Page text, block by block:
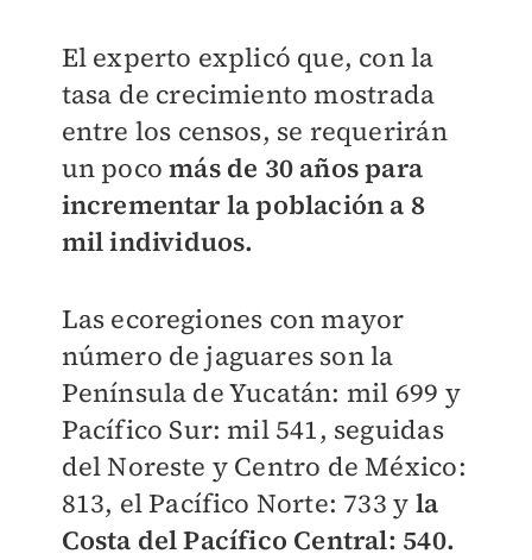
El experto explicó que, con la
tasa de crecimiento mostrada
entre los censos, se requerirán
un pocomás de 30 años para
incrementar la población a 8
mil individuos.
Las ecoregiones con mayor
número de jaguares son la
Península de Yucatán: mil 699 y
Pacífico Sur: mil 541, seguidas
del Noreste y Centro de México:
813, el Pacífico Norte: 733 y la
Costa del Pacífico Central: 540.